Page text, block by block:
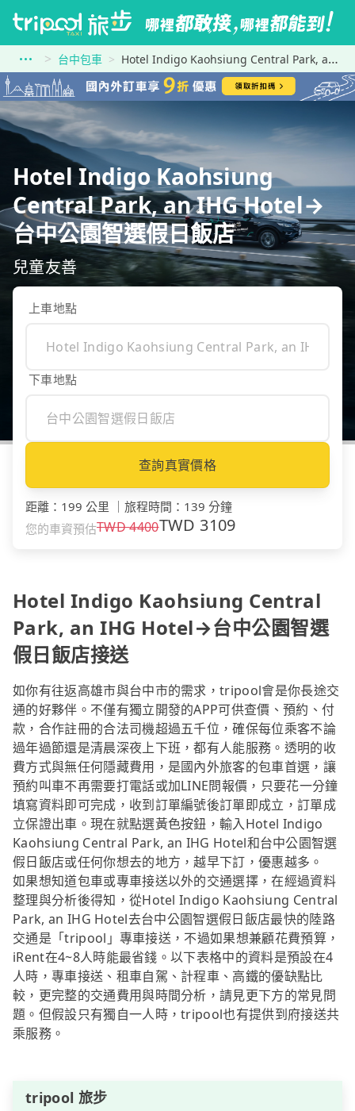
台中包車 Hotel Indigo Kaohsiung Central Park, an IHG Hotel到台中公園智選假日飯店
Hotel Indigo Kaohsiung
Central Park, an IHG Hotel→
台中公園智選假日飯店
兒童友善
上車地點
下車地點
查詢真實價格
距離 ： 199 公里 旅程時間 ： 139 分鐘
您的車資預估TWD4400TWD 3109
Hotel Indigo Kaohsiung Central
Park, an IHG Hotel→台中公園智選
假日飯店接送
如你有往返高雄市與台中市的需求，tripool會是你長途交
通的好夥伴。不僅有獨立開發的APP可供查價、預約、付
款，合作註冊的合法司機超過五千位，確保每位乘客不論
過年過節還是清晨深夜上下班，都有人能服務。透明的收
費方式與無任何隱藏費用，是國內外旅客的包車首選，讓
預約叫車不再需要打電話或加LINE問報價，只要花一分鐘
填寫資料即可完成，收到訂單編號後訂單即成立，訂單成
立保證出車。現在就點選黃色按鈕，輸入Hotel Indigo
Kaohsiung Central Park, an IHG Hotel和台中公園智選
假日飯店或任何你想去的地方，越早下訂，優惠越多。
如果想知道包車或專車接送以外的交通選擇，在經過資料
整理與分析後得知，從Hotel Indigo Kaohsiung Central
Park, an IHG Hotel去台中公園智選假日飯店最快的陸路
交通是「tripool」專車接送，不過如果想兼顧花費預算，
iRent在4~8人時能最省錢。以下表格中的資料是預設在4
人時，專車接送、租車自駕、計程車、高鐵的優缺點比
較，更完整的交通費用與時間分析，請見更下方的常見問
題。但假設只有獨自一人時，tripool也有提供到府接送共
乘服務。
tripool 旅步